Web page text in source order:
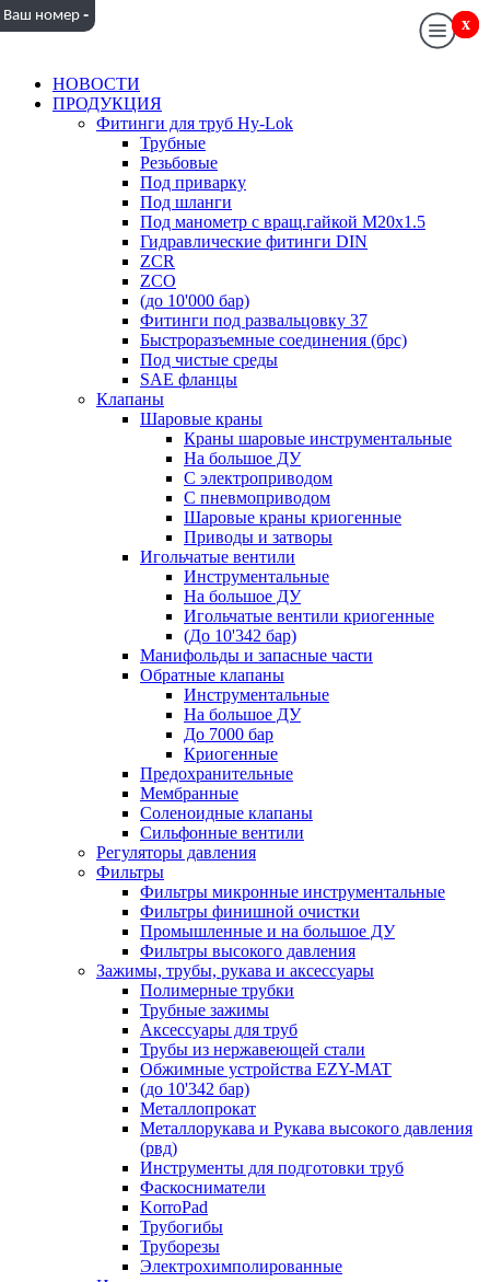
НОВОСТИ
ПРОДУКЦИЯ
Фитинги для труб Hy-Lok
Трубные
Резьбовые
Под приварку
Под шланги
Под манометр с вращ.гайкой M20x1.5
Гидравлические фитинги DIN
ZCR
ZCO
(до 10'000 бар)
Фитинги под развальцовку 37
Быстроразъемные соединения (брс)
Под чистые среды
SAE фланцы
Клапаны
Шаровые краны
Краны шаровые инструментальные
На большое ДУ
С электроприводом
С пневмоприводом
Шаровые краны криогенные
Приводы и затворы
Игольчатые вентили
Инструментальные
На большое ДУ
Игольчатые вентили криогенные
(До 10'342 бар)
Манифольды и запасные части
Обратные клапаны
Инструментальные
На большое ДУ
До 7000 бар
Криогенные
Предохранительные
Мембранные
Соленоидные клапаны
Сильфонные вентили
Регуляторы давления
Фильтры
Фильтры микронные инструментальные
Фильтры финишной очистки
Промышленные и на большое ДУ
Фильтры высокого давления
Зажимы, трубы, рукава и аксессуары
Полимерные трубки
Трубные зажимы
Аксессуары для труб
Трубы из нержавеющей стали
Обжимные устройства EZY-MAT
(до 10'342 бар)
Металлопрокат
Металлорукава и Рукава высокого давления
(рвд)
Инструменты для подготовки труб
Фаскосниматели
KorroPad
Трубогибы
Труборезы
Электрохимполированные
x
Ваш номер - x